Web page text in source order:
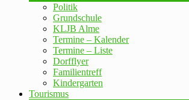
Politik
Grundschule
KLJB Alme
Termine – Kalender
Termine – Liste
Dorfflyer
Familientreff
Kindergarten
Tourismus